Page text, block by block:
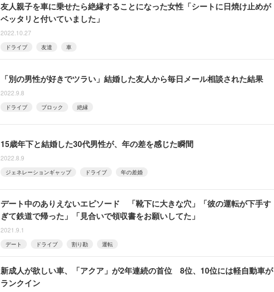
友人親子を車に乗せたら絶縁することになった女性「シートに日焼け止めが
ベッタリと付いていました」
2022.10.27
ドライブ 友達 車
「別の男性が好きでツラい」結婚した友人から毎日メール相談された結果
2022.9.8
ドライブ ブロック 絶縁
15歳年下と結婚した30代男性が、年の差を感じた瞬間
2022.8.9
ジェネレーションギャップ ドライブ 年の差婚
デート中のありえないエピソード 「靴下に大きな穴」「彼の運転が下手す
ぎて鉄道で帰った」「見合いで領収書をお願いしてた」
2021.9.1
デート ドライブ 割り勘 運転
新成人が欲しい車、「アクア」が2年連続の首位 8位、10位には軽自動車が
ランクイン